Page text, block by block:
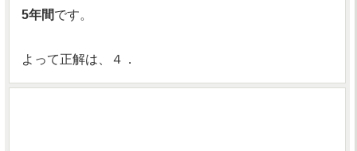
5年間です。
よって正解は、４．